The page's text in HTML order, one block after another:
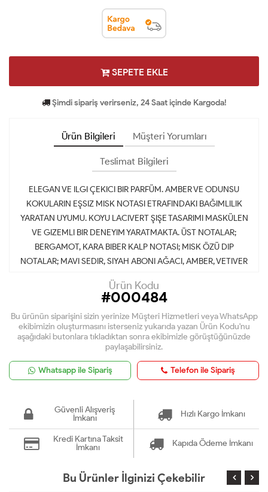
SEPETE EKLE
Şimdi sipariş verirseniz, 24 Saat içinde Kargoda!
Ürün Bilgileri Müşteri Yorumları
Teslimat Bilgileri
ELEGAN VE ILGI ÇEKICI BIR PARFÜM. AMBER VE ODUNSU
KOKULARIN EŞSIZ MISK NOTASI ETRAFINDAKI BAĞIMLILIK
YARATAN UYUMU. KOYU LACIVERT ŞIŞE TASARIMI MASKÜLEN
VE GIZEMLI BIR DENEYIM YARATMAKTA. ÜST NOTALAR;
BERGAMOT, KARA BIBER KALP NOTASI; MISK ÖZÜ DIP
NOTALAR; MAVI SEDIR, SIYAH ABONI AĞACI, AMBER, VETIVER
Ürün Kodu
#000484
Bu ürünün siparişini sizin yerinize Müşteri Hizmetleri veya WhatsApp
ekibimizin oluşturmasını isterseniz yukarıda yazan Ürün Kodu'nu
aşağıdaki butonlara tıkladıktan sonra ekibimizle görüştüğünüzde
paylaşabilirsiniz.
Whatsapp ile Sipariş Telefon ile Sipariş
Güvenli Alışveriş
İmkanı
Hızlı Kargo İmkanı
Kredi Kartına Taksit
İmkanı
Kapıda Ödeme İmkanı
Bu Ürünler İlginizi Çekebilir